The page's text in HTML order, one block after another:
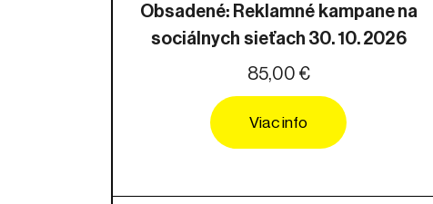
Obsadené: Reklamné kampane na
sociálnych sieťach 30. 10. 2026
85,00 €
Viac info